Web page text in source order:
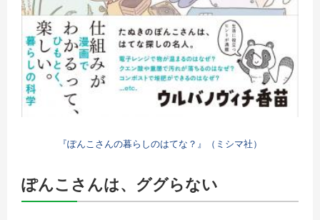
『ぽんこさんの暮らしのはてな？』（ミシマ社）
ぽんこさんは、ググらない